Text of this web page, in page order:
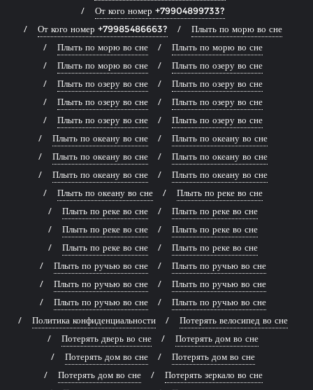
От кого номер +79904899733?
От кого номер +79985486663?
Плыть по морю во сне
Плыть по морю во сне
Плыть по морю во сне
Плыть по морю во сне
Плыть по озеру во сне
Плыть по озеру во сне
Плыть по озеру во сне
Плыть по озеру во сне
Плыть по озеру во сне
Плыть по озеру во сне
Плыть по озеру во сне
Плыть по океану во сне
Плыть по океану во сне
Плыть по океану во сне
Плыть по океану во сне
Плыть по океану во сне
Плыть по океану во сне
Плыть по океану во сне
Плыть по реке во сне
Плыть по реке во сне
Плыть по реке во сне
Плыть по реке во сне
Плыть по реке во сне
Плыть по реке во сне
Плыть по реке во сне
Плыть по ручью во сне
Плыть по ручью во сне
Плыть по ручью во сне
Плыть по ручью во сне
Плыть по ручью во сне
Плыть по ручью во сне
Политика конфиденциальности
Потерять велосипед во сне
Потерять дверь во сне
Потерять дом во сне
Потерять дом во сне
Потерять дом во сне
Потерять дом во сне
Потерять зеркало во сне